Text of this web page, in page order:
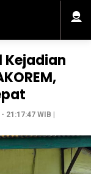
Kejadian
21:17:47 WIB